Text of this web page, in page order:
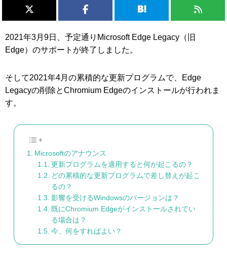
2021年3月9日、予定通りMicrosoft Edge Legacy（旧
Edge）のサポートが終了しました。
そして2021年4月の累積的な更新プログラムで、Edge
Legacyの削除とChromium Edgeのインストールが行われま
す。
Microsoftのアナウンス
更新プログラムを適用すると何が起こるの？
どの累積的な更新プログラムで差し替えが起こ
るの？
影響を受けるWindowsのバージョンは？
既にChromium Edgeがインストールされてい
る場合は？
今、何をすればよい？